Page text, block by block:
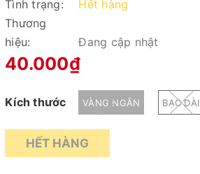
Tình trạng:
Hết hàng
Thương
hiệu:
Đang cập nhật
40.000₫
Kích thước VÀNG NGẮN BẠC DÀI
HẾT HÀNG